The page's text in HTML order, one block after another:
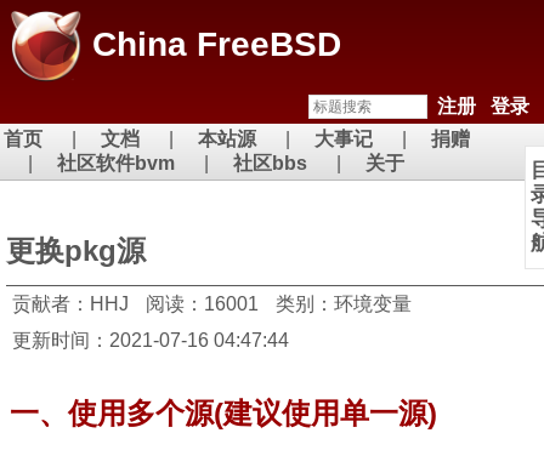
China FreeBSD
注册
登录
首页
文档 本站源 大事记
捐赠
社区软件bvm
社区bbs 关于
更换pkg源
贡献者：HHJ 阅读：16001
类别：环境变量
更新时间：2021-07-16 04:47:44
一、使用多个源(建议使用单一源)